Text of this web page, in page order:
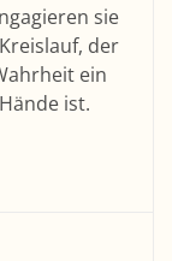
sie
der
ein
ist.